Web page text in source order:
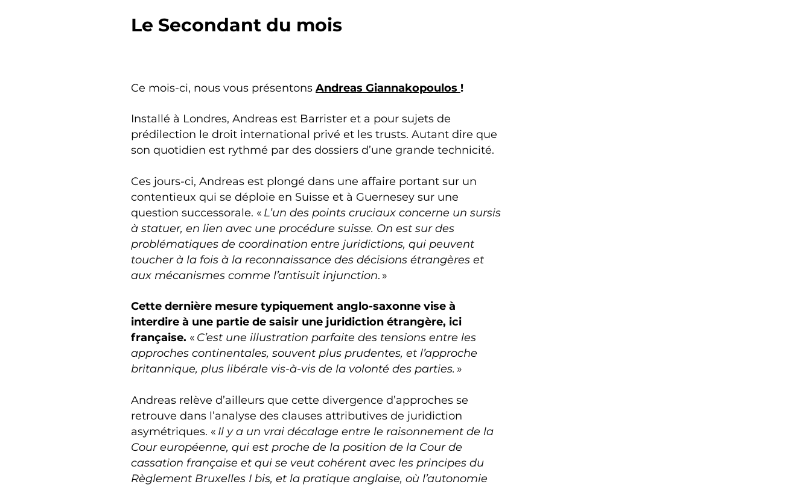
Le Secondant du mois
Ce mois-ci, nous vous présentons Andreas Giannakopoulos !
Installé à Londres, Andreas est Barrister et a pour sujets de
prédilection le droit international privé et les trusts. Autant dire que
son quotidien est rythmé par des dossiers d’une grande technicité.
Ces jours-ci, Andreas est plongé dans une affaire portant sur un
contentieux qui se déploie en Suisse et à Guernesey sur une
question successorale. « L’un des points cruciaux concerne un sursis
à statuer, en lien avec une procédure suisse. On est sur des
problématiques de coordination entre juridictions, qui peuvent
toucher à la fois à la reconnaissance des décisions étrangères et
aux mécanismes comme l’antisuit injunction. »
Cette dernière mesure typiquement anglo-saxonne vise à
interdire à une partie de saisir une juridiction étrangère, ici
française. « C’est une illustration parfaite des tensions entre les
approches continentales, souvent plus prudentes, et l’approche
britannique, plus libérale vis-à-vis de la volonté des parties. »
Andreas relève d’ailleurs que cette divergence d’approches se
retrouve dans l’analyse des clauses attributives de juridiction
asymétriques. « Il y a un vrai décalage entre le raisonnement de la
Cour européenne, qui est proche de la position de la Cour de
cassation française et qui se veut cohérent avec les principes du
Règlement Bruxelles I bis, et la pratique anglaise, où l’autonomie